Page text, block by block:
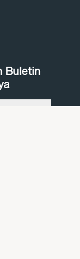
Buletin